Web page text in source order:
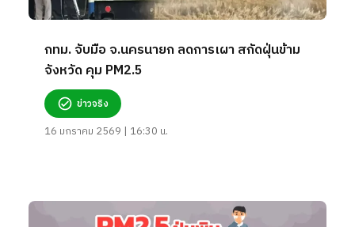
กทม. จับมือ จ.นครนายก ลดการเผา สกัดฝุ่นข้าม
จังหวัด คุม PM2.5
ข่าวจริง
16 มกราคม 2569 | 16:30 น.